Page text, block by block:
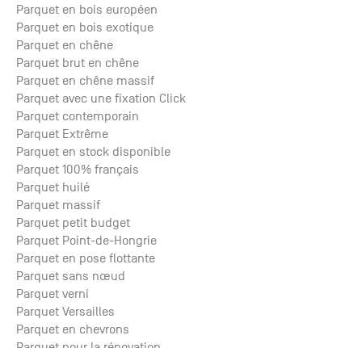
Parquet en bois européen
Parquet en bois exotique
Parquet en chêne
Parquet brut en chêne
Parquet en chêne massif
Parquet avec une fixation Click
Parquet contemporain
Parquet Extrême
Parquet en stock disponible
Parquet 100% français
Parquet huilé
Parquet massif
Parquet petit budget
Parquet Point-de-Hongrie
Parquet en pose flottante
Parquet sans nœud
Parquet verni
Parquet Versailles
Parquet en chevrons